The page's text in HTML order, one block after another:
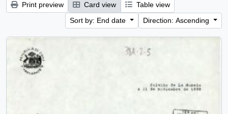
Print preview Card view
Table view
Sort by: End date
Direction: Ascending